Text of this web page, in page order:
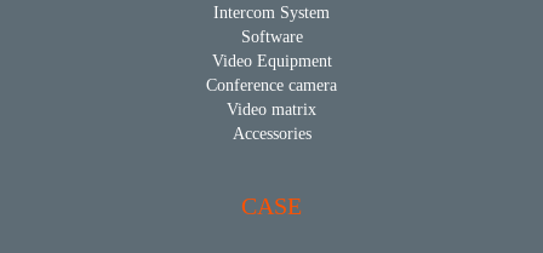
Intercom System
Software
Video Equipment
Conference camera
Video matrix
Accessories
CASE